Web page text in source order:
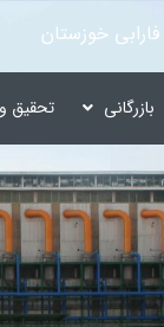
خوزستان
بازرگانی تحقیق